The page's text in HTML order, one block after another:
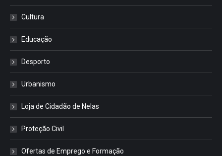
Cultura
Educação
Desporto
Urbanismo
Loja de Cidadão de Nelas
Proteção Civil
Ofertas de Emprego e Formação